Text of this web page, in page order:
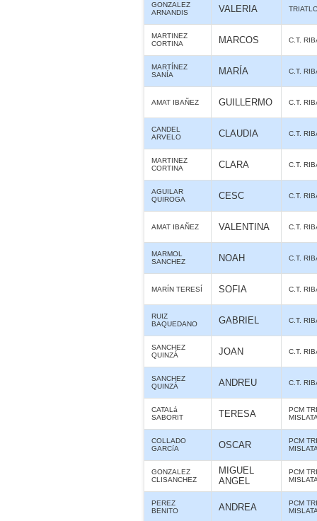
GONZALEZ
ARNANDIS
VALERIA
MARTINEZ
CORTINA
MARCOS C.T.
MARTÍNEZ
SANÍA
MARÍA C.T.
AMAT IBAÑEZ GUILLERMO C.T.
CANDEL
ARVELO
CLAUDIA C.T.
MARTINEZ
CORTINA
CLARA C.T.
AGUILAR
QUIROGA
CESC C.T.
AMAT IBAÑEZ VALENTINA C.T.
MARMOL
SANCHEZ
NOAH C.T.
MARÍN TERESÍ SOFIA C.T.
RUIZ
BAQUEDANO
GABRIEL C.T.
SANCHEZ
QUINZÁ
JOAN C.T.
SANCHEZ
QUINZÁ
ANDREU C.T.
CATALá
SABORIT
TERESA
PCM
COLLADO
GARCíA
OSCAR
PCM
GONZALEZ
CLISANCHEZ
MIGUEL
ANGEL
PCM
PEREZ
BENITO
ANDREA
PCM